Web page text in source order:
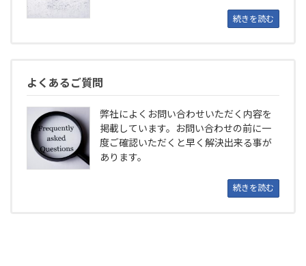
続きを読む
よくあるご質問
弊社によくお問い合わせいただく内容を
掲載しています。お問い合わせの前に一
度ご確認いただくと早く解決出来る事が
あります。
続きを読む